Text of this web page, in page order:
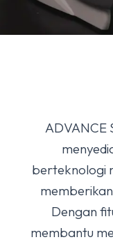
ADVANCE
berteknologi
Dengan
membantu